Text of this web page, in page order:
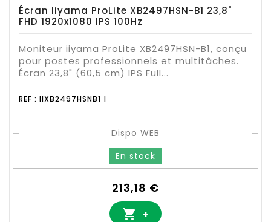
Écran Iiyama ProLite XB2497HSN-B1 23,8"
FHD 1920x1080 IPS 100Hz
Moniteur iiyama ProLite XB2497HSN-B1, conçu
pour postes professionnels et multitâches.
Écran 23,8" (60,5 cm) IPS Full...
REF : IIXB2497HSNB1 |
Dispo WEB
En stock
Prix
213,18 €
 +